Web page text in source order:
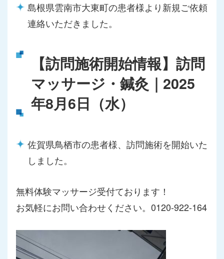
島根県雲南市大東町の患者様より新規ご依頼
連絡いただきました。
【訪問施術開始情報】訪問
マッサージ・鍼灸｜2025
年8月6日（水）
佐賀県鳥栖市の患者様、訪問施術を開始いた
しました。
無料体験マッサージ受付ております！
お気軽にお問い合わせください。0120-922-164